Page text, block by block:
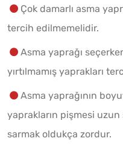
Çok damarlı asma
tercih edilmemelidir.
Asma yaprağı
yırtılmamış yaprakları
Asma yaprağının
yaprakların pişmesi
sarmak oldukça zordur.